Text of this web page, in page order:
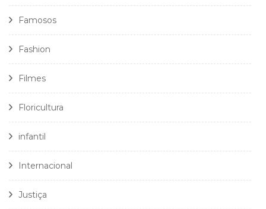
Famosos
Fashion
Filmes
Floricultura
infantil
Internacional
Justiça